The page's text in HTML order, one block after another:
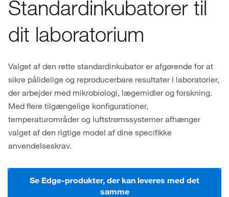
Standardinkubatorer til
dit laboratorium
Valget af den rette standardinkubator er afgørende for at
sikre pålidelige og reproducerbare resultater i laboratorier,
der arbejder med mikrobiologi, lægemidler og forskning.
Med flere tilgængelige konfigurationer,
temperaturområder og luftstrømssystemer afhænger
valget af den rigtige model af dine specifikke
anvendelseskrav.
Se Edge-produkter, der kan leveres med det
samme